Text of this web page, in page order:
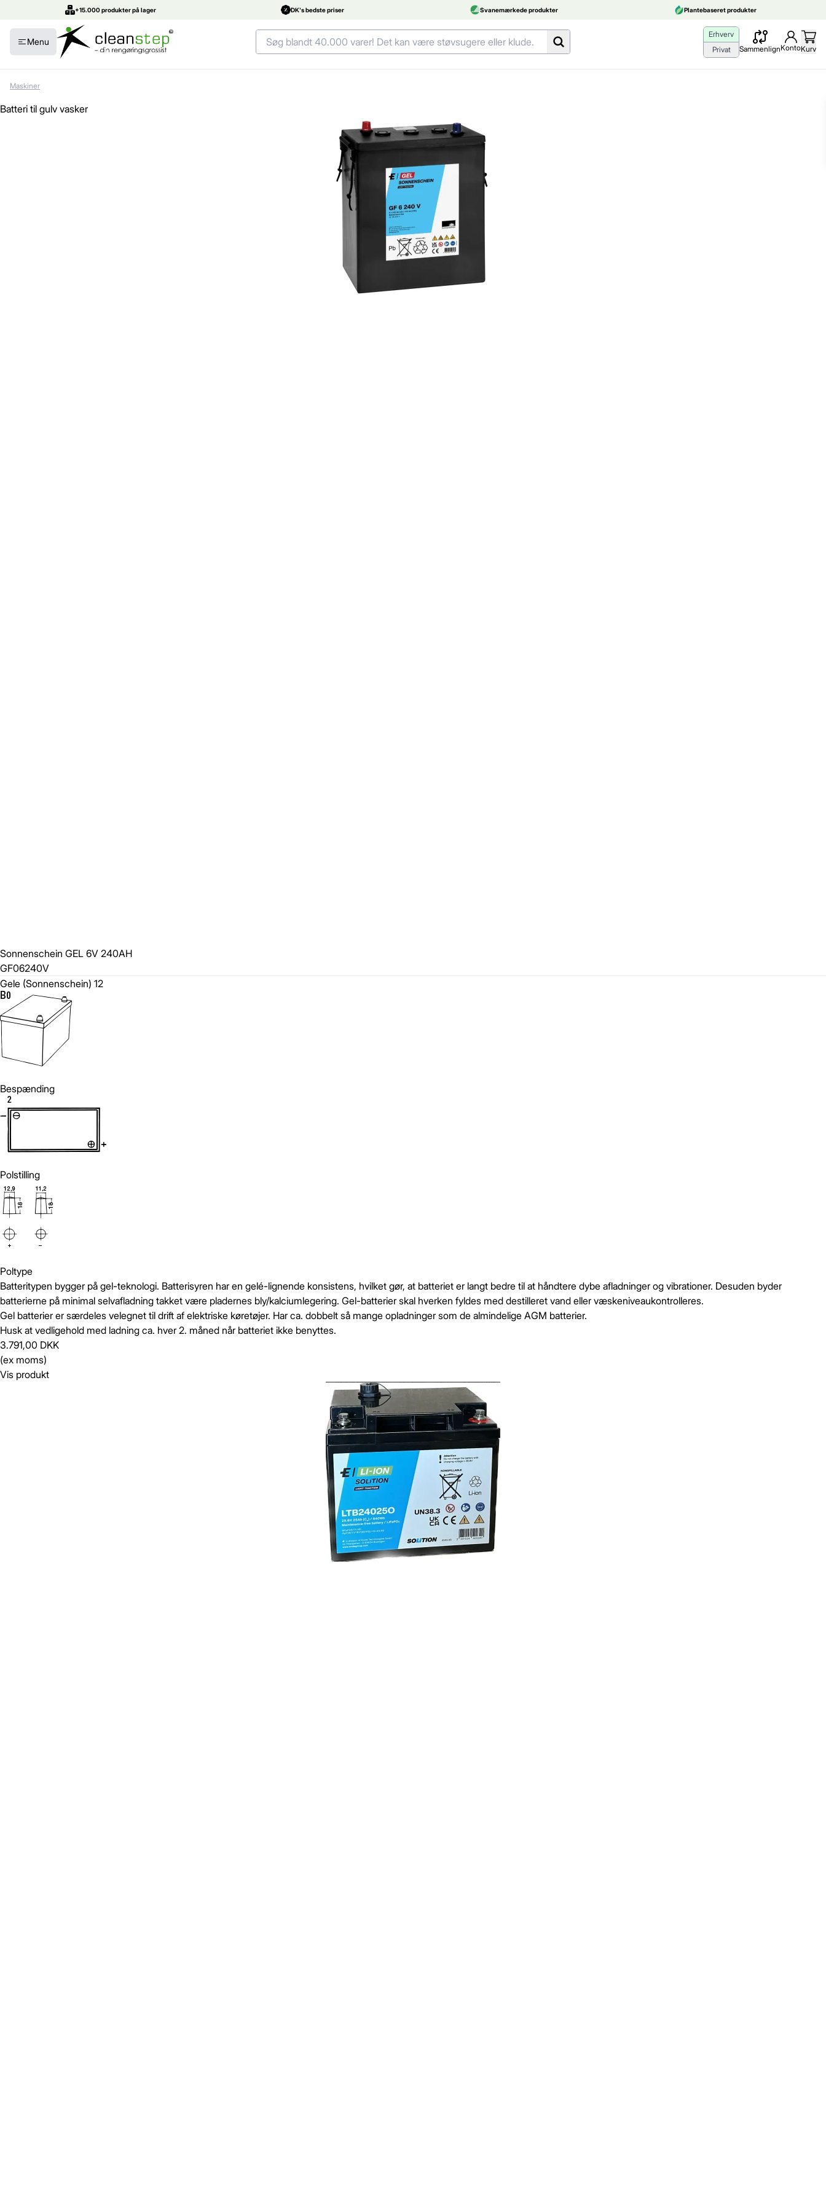
+15.000 produkter på lager DK's bedste priser Svanemærkede produkter Plantebaseret produkter
Menu
Erhverv
Privat
SammenlignKontoKurv
Maskiner
Batteri til gulv vasker
Sonnenschein GEL 6V 240AH
GF06240V
Gele (Sonnenschein) 12
Bespænding
Polstilling
Poltype
Batteritypen bygger på gel-teknologi. Batterisyren har en gelé-lignende konsistens, hvilket gør, at batteriet er langt bedre til at håndtere dybe afladninger og vibrationer. Desuden byder
batterierne på minimal selvafladning takket være pladernes bly/kalciumlegering. Gel-batterier skal hverken fyldes med destilleret vand eller væskeniveaukontrolleres.
Gel batterier er særdeles velegnet til drift af elektriske køretøjer. Har ca. dobbelt så mange opladninger som de almindelige AGM batterier.
Husk at vedligehold med ladning ca. hver 2. måned når batteriet ikke benyttes.
3.791,00 DKK
(ex moms)
Vis produkt
Luk vindue